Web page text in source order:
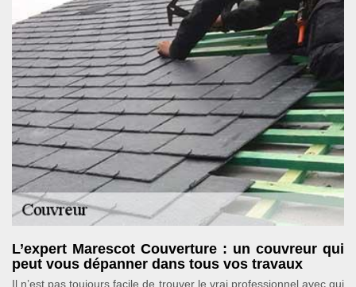
L’expert Marescot Couverture : un couvreur qui
peut vous dépanner dans tous vos travaux
Il n’est pas toujours facile de trouver le vrai professionnel avec qui